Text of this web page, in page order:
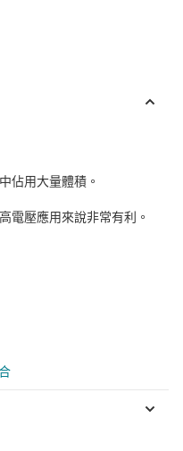
佔用大量體積。
電壓應用來說非常有利。